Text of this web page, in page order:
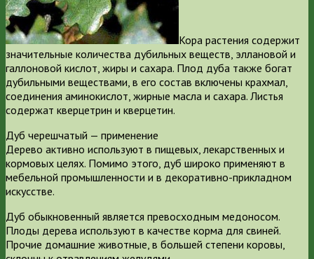
Кора растения содержит
значительные количества дубильных веществ, эллановой и
галлоновой кислот, жиры и сахара. Плод дуба также богат
дубильными веществами, в его состав включены крахмал,
соединения аминокислот, жирные масла и сахара. Листья
содержат кверцетрин и кверцетин.
Дуб черешчатый — применение
Дерево активно используют в пищевых, лекарственных и
кормовых целях. Помимо этого, дуб широко применяют в
мебельной промышленности и в декоративно-прикладном
искусстве.
Дуб обыкновенный является превосходным медоносом.
Плоды дерева используют в качестве корма для свиней.
Прочие домашние животные, в большей степени коровы,